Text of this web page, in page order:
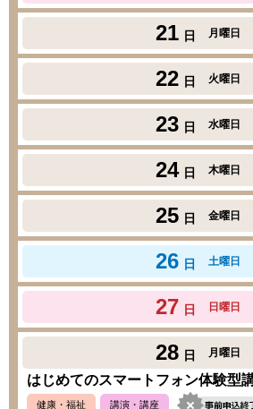
21 日 月曜日
22 日 火曜日
23 日 水曜日
24 日 木曜日
25 日 金曜日
26 日 土曜日
27 日 日曜日
28 日 月曜日
はじめてのスマートフォン体験型
健康・福祉 講演・講座